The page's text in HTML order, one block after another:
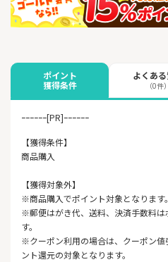
ポイント
獲得条件
よくあ
（0件）
ｰｰｰｰｰｰ[PR]ｰｰｰｰｰｰ
【獲得条件】
商品購入
【獲得対象外】
※商品購入でポイント対象となります。
※郵便はがき代、送料、決済手数料
す。
※クーポン利用の場合は、クーポン値
ント還元の対象となります。